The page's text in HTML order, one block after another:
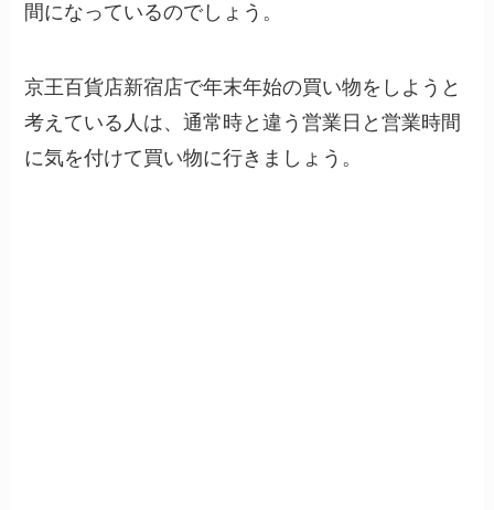
間になっているのでしょう。
京王百貨店新宿店で年末年始の買い物をしようと
考えている人は、通常時と違う営業日と営業時間
に気を付けて買い物に行きましょう。